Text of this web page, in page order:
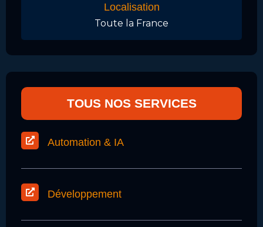
Localisation
Toute la France
TOUS NOS SERVICES
Automation & IA
Développement